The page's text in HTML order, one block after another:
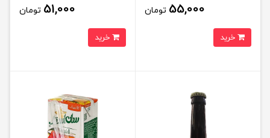
55,000 تومان 51,000 تومان